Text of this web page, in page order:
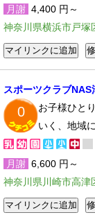
月謝 4,400 円～
神奈川県横浜市戸塚
スポーツクラブNAS
0
お子様ひと
いく、地域
月謝 6,600 円～
神奈川県川崎市高津